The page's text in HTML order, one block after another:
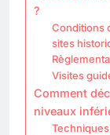
?
Conditions
sites
Visites
Comment
niveaux